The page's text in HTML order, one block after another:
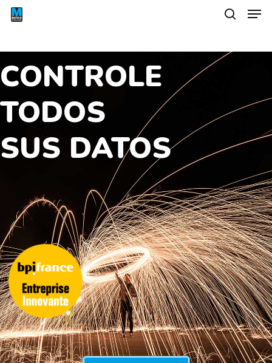
Hit enter to search or ESC to close
CONTROLE
TODOS
SUS DATOS